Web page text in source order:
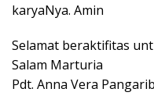
karyaNya. Amin
Selamat beraktifitas
Salam Marturia
Pdt. Anna Vera